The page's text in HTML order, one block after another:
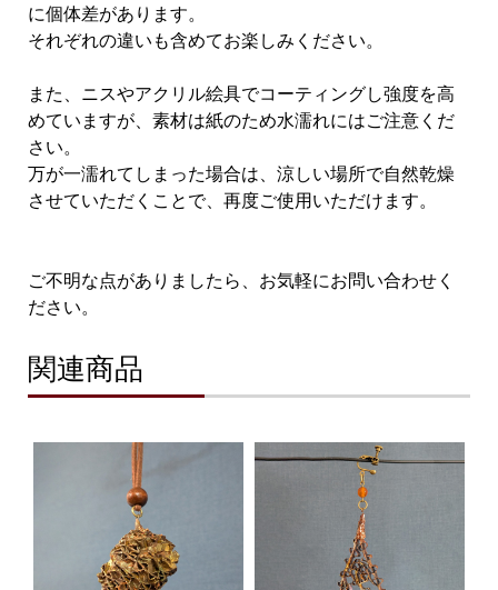
に個体差があります。
それぞれの違いも含めてお楽しみください。
また、ニスやアクリル絵具でコーティングし強度を高
めていますが、素材は紙のため水濡れにはご注意くだ
さい。
万が一濡れてしまった場合は、涼しい場所で自然乾燥
させていただくことで、再度ご使用いただけます。
ご不明な点がありましたら、お気軽にお問い合わせく
ださい。
関連商品